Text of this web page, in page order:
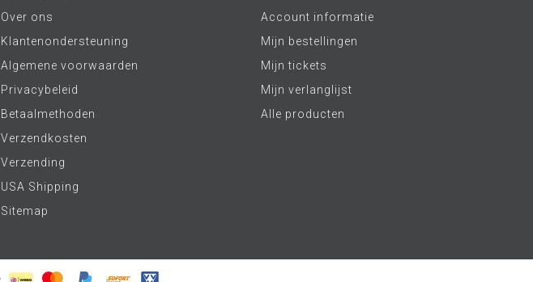
Over ons
Klantenondersteuning
Algemene voorwaarden
Privacybeleid
Betaalmethoden
Verzendkosten
Verzending
USA Shipping
Sitemap
Account informatie
Mijn bestellingen
Mijn tickets
Mijn verlanglijst
Alle producten